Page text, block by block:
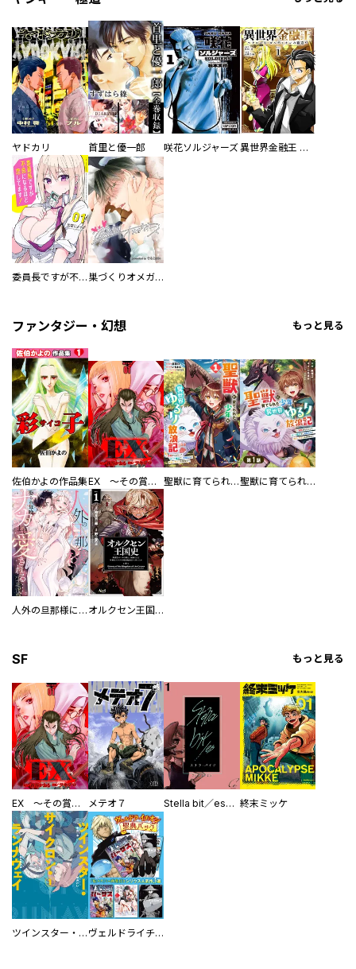
ヤドカリ 首里と優一郎 咲花ソルジャーズ 異世界金融王 ～クローネ・ゴルディオンの覇道～
委員長ですが不良になるほど恋してます！ 巣づくりオメガバース
ファンタジー・幻想 もっと見る
佐伯かよの作品集 EX ～その賞金稼ぎは、世界の出口を探す～【単行本版】 聖獣に育てられた少年の異世界ゆるり放浪記～神様からもらったチート魔法で、仲間たちとスローライフを満喫中～ 聖獣に育てられた少年の異世界ゆるり放浪記～神様からもらったチート魔法で、仲間たちとスローライフを満喫中～【分冊版】
人外の旦那様に娶られ毎晩ナカまで愛される…。アンソロジー オルクセン王国史
SF もっと見る
EX ～その賞金稼ぎは、世界の出口を探す～【単行本版】 メテオ７ Stella bit／es【単話版】 終末ミッケ
ツインスター・サイクロン・ランナウェイ ヴェルドライチオシ聖典パック 『転スラ』ミニ画集付き シリウス人気作３選